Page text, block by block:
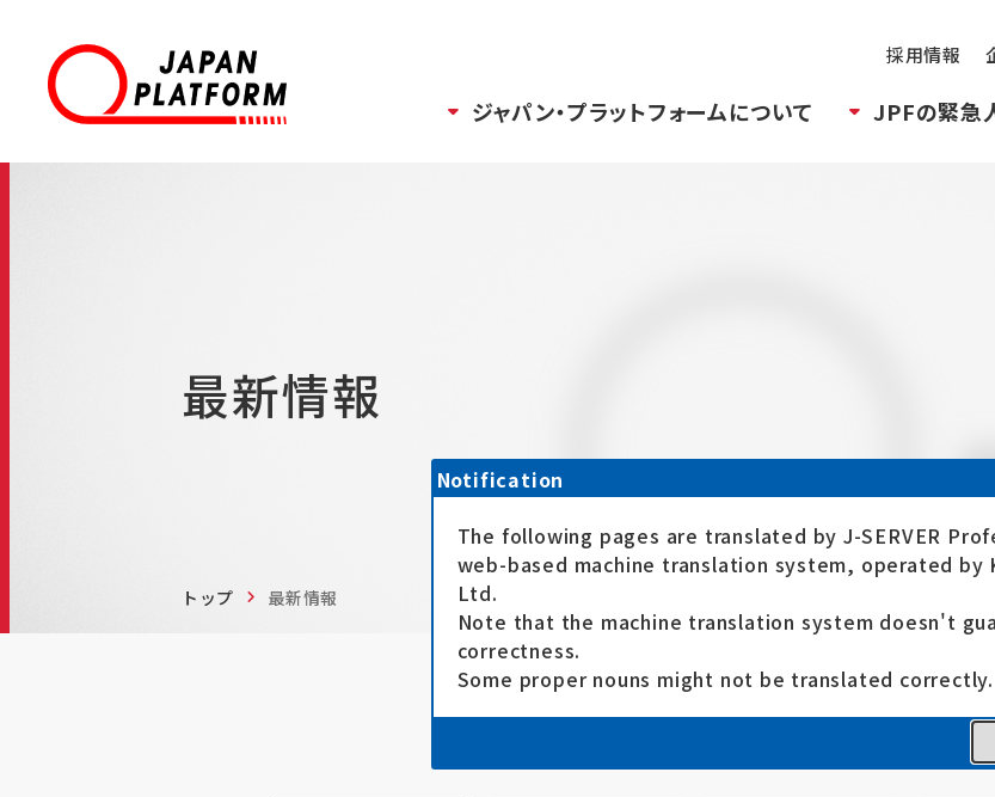
採用情報
ジャパン・プラットフォームについて JPFの緊急
最新情報
トップ 最新情報
Notification
The following pages are translated by J-SERVER
web-based machine translation system, operated by
Ltd.
Note that the machine translation system doesn't
correctness.
Some proper nouns might not be translated correctly.